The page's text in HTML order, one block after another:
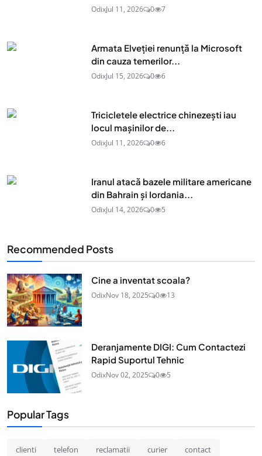
OdixJul 11, 2026 0 7
Armata Elveției renunță la Microsoft
din cauza temerilor...
OdixJul 15, 2026 0 6
Tricicletele electrice chinezești iau
locul mașinilor de...
OdixJul 11, 2026 0 6
Iranul atacă bazele militare americane
din Bahrain și Iordania...
OdixJul 14, 2026 0 5
Recommended Posts
Cine a inventat scoala?
OdixNov 18, 2025 0 13
Deranjamente DIGI: Cum Contactezi
Rapid Suportul Tehnic
OdixNov 02, 2025 0 5
Popular Tags
clienti telefon reclamatii curier contact